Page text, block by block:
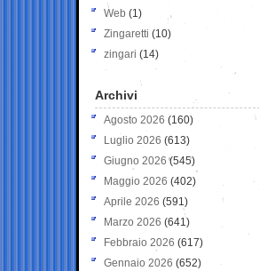
Web (1)
Zingaretti (10)
zingari (14)
Archivi
Agosto 2026 (160)
Luglio 2026 (613)
Giugno 2026 (545)
Maggio 2026 (402)
Aprile 2026 (591)
Marzo 2026 (641)
Febbraio 2026 (617)
Gennaio 2026 (652)